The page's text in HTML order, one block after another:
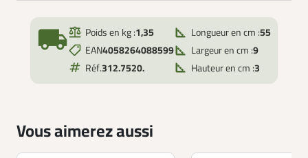
local_shipping Poids en kg :1,35
EAN4058264088599
Réf.312.7520.
Longueur en cm :55
Largeur en cm :9
Hauteur en cm :3
Vous aimerez aussi